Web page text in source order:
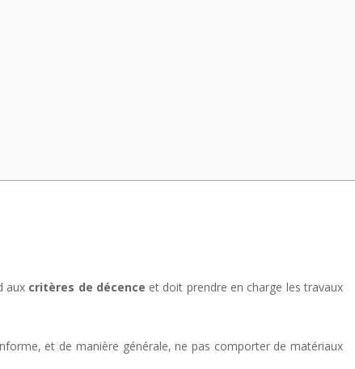
aux critères de décence et doit prendre en charge les travaux
et de manière générale, ne pas comporter de matériaux